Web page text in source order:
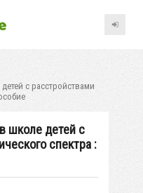
с расстройствами
школе детей с
спектра :